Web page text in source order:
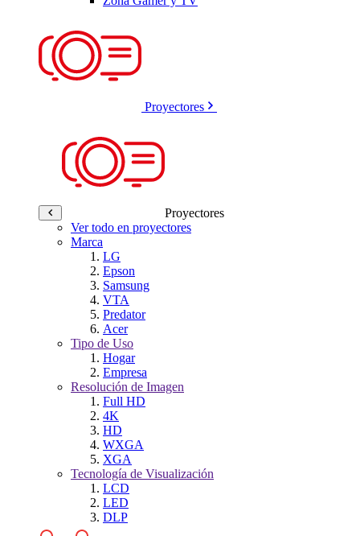
Proyectores
Proyectores
Ver todo en proyectores
Marca
LG
Epson
Samsung
VTA
Predator
Acer
Tipo de Uso
Hogar
Empresa
Resolución de Imagen
Full HD
4K
HD
WXGA
XGA
Tecnología de Visualización
LCD
LED
DLP